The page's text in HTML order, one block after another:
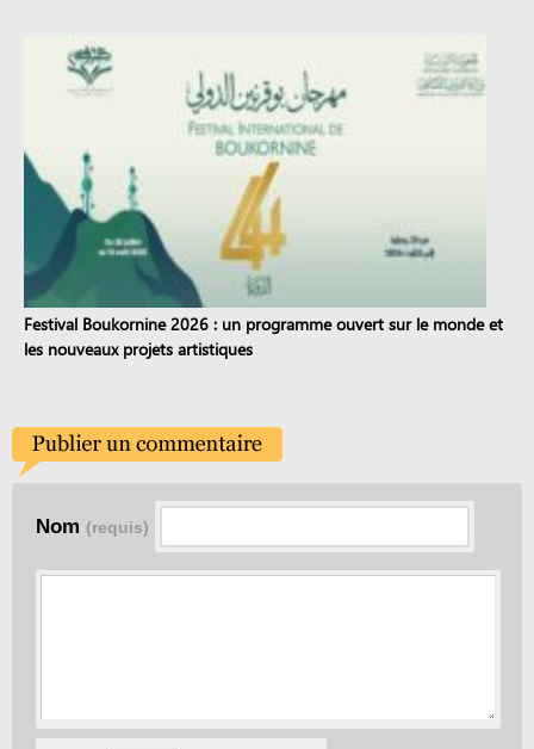
Festival Boukornine 2026 : un programme ouvert sur le monde et
les nouveaux projets artistiques
Nom (requis)